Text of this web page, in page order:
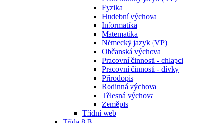
Fyzika
Hudební výchova
Informatika
Matematika
Německý jazyk (VP)
Občanská výchova
Pracovní činnosti - chlapci
Pracovní činnosti - dívky
Přírodopis
Rodinná výchova
Tělesná výchova
Zeměpis
Třídní web